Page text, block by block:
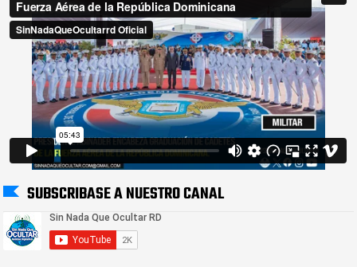
SUBSCRIBASE A NUESTRO CANAL